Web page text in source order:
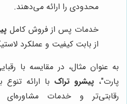
محدودی را ارائه می‌دهند.
خدمات پس از فروش کامل
از بابت کیفیت و عملکرد
به عنوان مثال، در مقایسه با
پارت"، پیشرو تراک با ارائه
رقابتی‌تر و خدمات